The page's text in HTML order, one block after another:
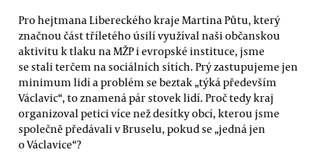
Pro hejtmana Libereckého kraje Martina Půtu, který
značnou část tříletého úsilí využíval naši občanskou
aktivitu k tlaku na MŽP i evropské instituce, jsme
se stali terčem na sociálních sítích. Prý zastupujeme jen
minimum lidí a problém se beztak „týká především
Václavic“, to znamená pár stovek lidí. Proč tedy kraj
organizoval petici více než desítky obcí, kterou jsme
společně předávali v Bruselu, pokud se „jedná jen
o Václavice“?